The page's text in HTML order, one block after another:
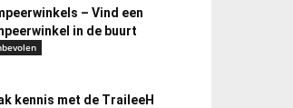
– Vind een
in de buurt
kennis met de TraileeH